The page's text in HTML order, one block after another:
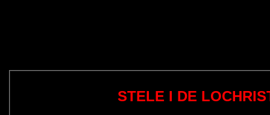
STELE I DE